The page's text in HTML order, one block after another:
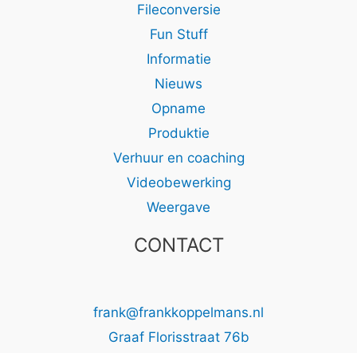
Fileconversie
Fun Stuff
Informatie
Nieuws
Opname
Produktie
Verhuur en coaching
Videobewerking
Weergave
CONTACT
frank@frankkoppelmans.nl
Graaf Florisstraat 76b